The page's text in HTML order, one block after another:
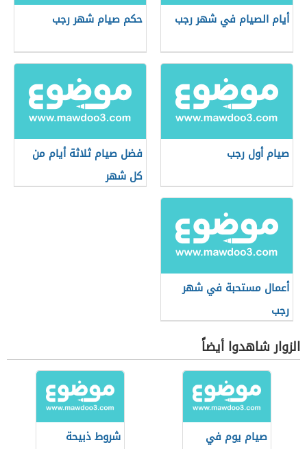
أيام الصيام في شهر رجب حكم صيام شهر رجب
صيام أول رجب
فضل صيام ثلاثة أيام من
كل شهر
أعمال مستحبة في شهر
رجب
الزوار شاهدوا أيضاً
صيام يوم في
شروط ذبيحة